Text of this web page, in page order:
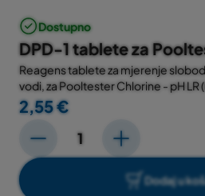
Dostupno
DPD-1 tablete za
Reagens tablete za mjerenje
vodi, za Pooltester Chlorine - pH LR
2,55 €
Dodaj u